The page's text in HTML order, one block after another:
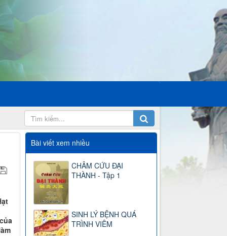
Bài viết xem nhiều
CHÂM CỨU ĐẠI
THÀNH - Tập 1
SINH LÝ BỆNH QUÁ
TRÌNH VIÊM